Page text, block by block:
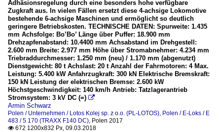
Adhäsionsregelung durch eine besonders hohe verfügbare
Zugkraft aus. In vielen Fällen ersetzt diese 4-achsige Lokomotive
bestehende 6-achsige Maschinen und ermöglicht so deutlich
geringere Betriebskosten. TECHNISCHE DATEN: Spurweite: 1.435
mm Achsfolge: Bo’Bo’ Länge über Puffer: 18.900 mm
Drehzapfenabstand: 10.4400 mm Achsabstand im Drehgestell:
2.600 mm Breite: 2.977 mm Höhe über Stromabnehmer: 4.234 mm
Triebraddurchmesser: 1.250 mm (neu) / 1.170 mm (abgenutzt)
Dienstgewicht: 80 t Achslast: 20 t Anzahl der Fahrmotoren: 4 Max.
Leistung: 5.400 kW Anfahrzugkraft: 300 kN Elektrische Bremskraft:
150 kN Leistung der elektrischen Bremse: 2.600 kW
Höchstgeschwindigkeit: 140 km/h Antrieb: Tatzlagerantrieb
Stromsystem: 3 kV DC (=) 
Armin Schwarz
Polen / Unternehmen / Lotos Kolej sp. z o.o. (PL-LOTOS), Polen / E-Loks / E
483 / 5 170 (TRAXX F140 DC), Polen 2017
 672 1200x832 Px, 09.03.2018